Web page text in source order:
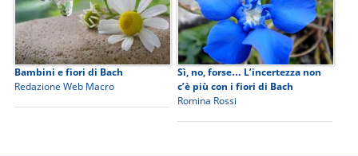
Bambini e fiori di Bach
Redazione Web Macro
Sì, no, forse… L’incertezza non
c’è più con i fiori di Bach
Romina Rossi